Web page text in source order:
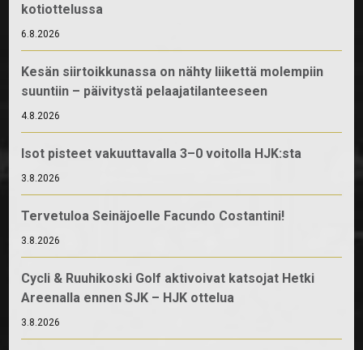
kotiottelussa
6.8.2026
Kesän siirtoikkunassa on nähty liikettä molempiin
suuntiin – päivitystä pelaajatilanteeseen
4.8.2026
Isot pisteet vakuuttavalla 3–0 voitolla HJK:sta
3.8.2026
Tervetuloa Seinäjoelle Facundo Costantini!
3.8.2026
Cycli & Ruuhikoski Golf aktivoivat katsojat Hetki
Areenalla ennen SJK – HJK ottelua
3.8.2026